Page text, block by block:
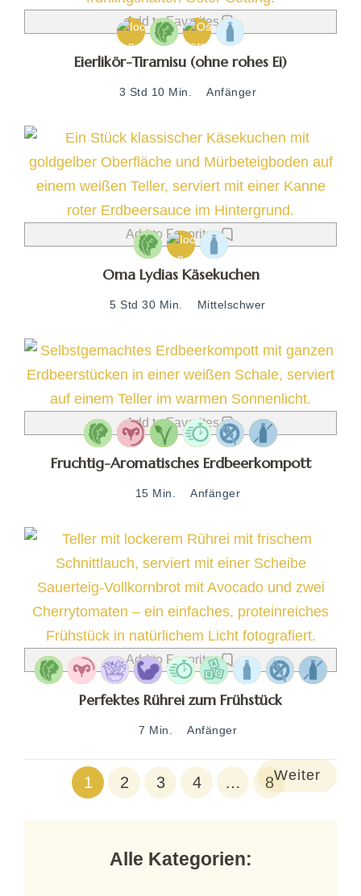
Add to Favorites
Eierlikör-Tiramisu (ohne rohes Ei)
3 Std 10 Min. Anfänger
Add to Favorites
Oma Lydias Käsekuchen
5 Std 30 Min. Mittelschwer
Add to Favorites
Fruchtig-Aromatisches Erdbeerkompott
15 Min. Anfänger
Add to Favorites
Perfektes Rührei zum Frühstück
7 Min. Anfänger
1 2 3 4 … 8Weiter
Alle Kategorien: